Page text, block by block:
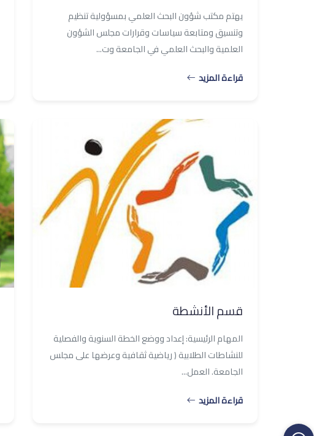
يهتم مكتب شؤون البحث العلمي بمسؤولية تنظيم
وتنسيق ومتابعة سياسات وقرارات مجلس الشؤون
العلمية والبحث العلمي في الجامعة وت...
قراءة المزيد
قسم الأنشطة
المهام الرئيسية: إعداد ووضع الخطة السنوية والفصلية
للنشاطات الطلابية ( رياضية ثقافية وعرضها على مجلس
الجامعة. العمل...
قراءة المزيد